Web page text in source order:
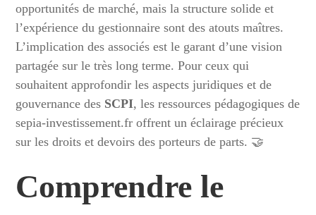
opportunités de marché, mais la structure solide et
l’expérience du gestionnaire sont des atouts maîtres.
L’implication des associés est le garant d’une vision
partagée sur le très long terme. Pour ceux qui
souhaitent approfondir les aspects juridiques et de
gouvernance des SCPI, les ressources pédagogiques de
sepia-investissement.fr offrent un éclairage précieux
sur les droits et devoirs des porteurs de parts. 🤝
Comprendre le